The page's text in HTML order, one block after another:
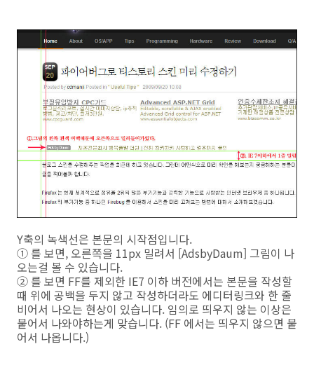
Y축의 녹색선은 본문의 시작점입니다.
① 를 보면, 오른쪽을 11px 밀려서 [AdsbyDaum] 그림이 나
오는걸 볼 수 있습니다.
② 를 보면 FF를 제외한 IE7 이하 버전에서는 본문을 작성할
때 위에 공백을 두지 않고 작성하더라도 에디터링크와 한 줄
비어서 나오는 현상이 있습니다. 임의로 띄우지 않는 이상은
붙어서 나와야하는게 맞습니다. (FF 에서는 띄우지 않으면 붙
어서 나옵니다.)